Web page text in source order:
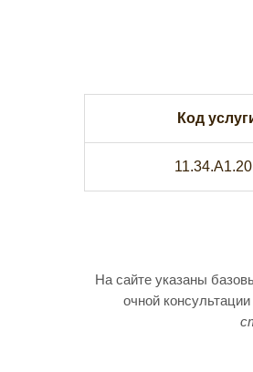
Код
На сайте указаны
очной